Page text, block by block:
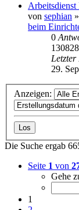
von sephian »
beim
0
130828
29.
Anzeigen:
Die Suche ergab
Seite 1 von
Gehe
1